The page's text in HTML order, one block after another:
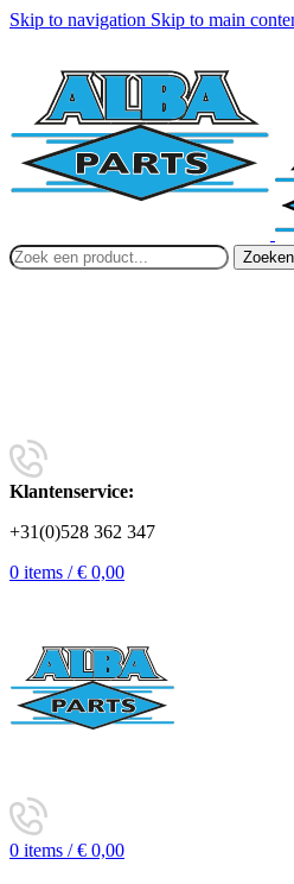
Skip to navigation Skip to main
Zoeken
Klantenservice:
+31(0)528 362 347
0 items / € 0,00
0 items / € 0,00